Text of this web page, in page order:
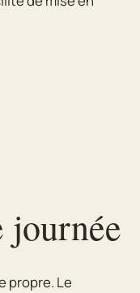
journée
propre. Le